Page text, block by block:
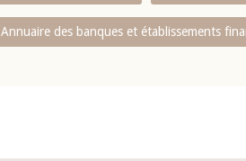
Annuaire des banques et établissements